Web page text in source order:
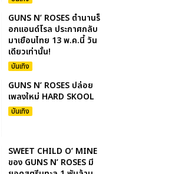
GUNS N’ ROSES ตำนานร็
อกแอนด์โรล ประกาศกลับ
มาเยือนไทย 13 พ.ค.นี้ วัน
เดียวเท่านั้น!
บันเทิง
GUNS N’ ROSES ปล่อย
เพลงใหม่ HARD SKOOL
บันเทิง
SWEET CHILD O’ MINE
ของ GUNS N’ ROSES มี